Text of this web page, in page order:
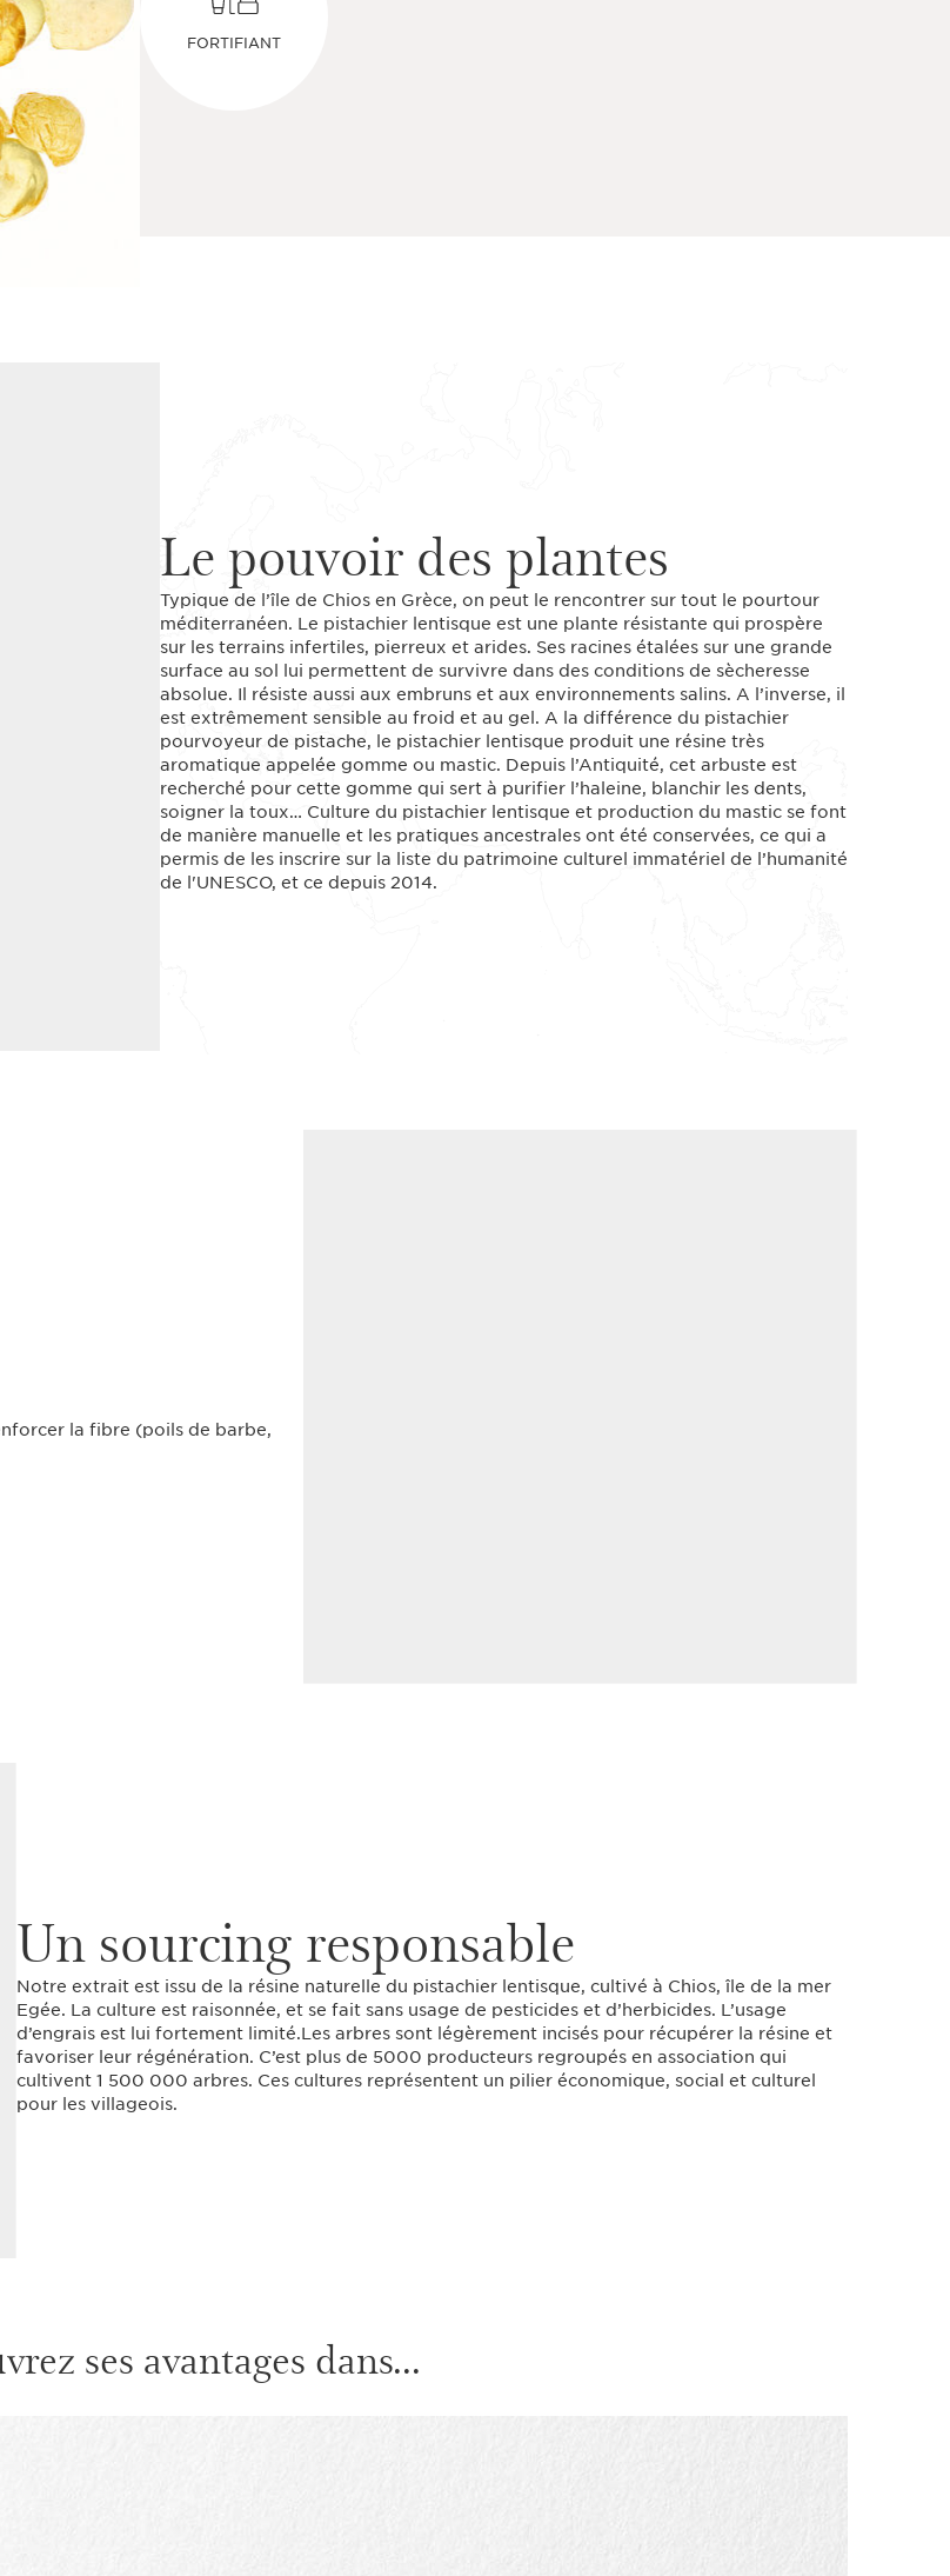
FORTIFIANT
Le pouvoir des plantes
Typique de l’île de Chios en Grèce, on peut le rencontrer sur tout le pourtour
méditerranéen. Le pistachier lentisque est une plante résistante qui prospère
sur les terrains infertiles, pierreux et arides. Ses racines étalées sur une grande
surface au sol lui permettent de survivre dans des conditions de sècheresse
absolue. Il résiste aussi aux embruns et aux environnements salins. A l’inverse, il
est extrêmement sensible au froid et au gel. A la différence du pistachier
pourvoyeur de pistache, le pistachier lentisque produit une résine très
aromatique appelée gomme ou mastic. Depuis l’Antiquité, cet arbuste est
recherché pour cette gomme qui sert à purifier l’haleine, blanchir les dents,
soigner la toux… Culture du pistachier lentisque et production du mastic se font
de manière manuelle et les pratiques ancestrales ont été conservées, ce qui a
permis de les inscrire sur la liste du patrimoine culturel immatériel de l’humanité
de l'UNESCO, et ce depuis 2014.
la fibre (poils de barbe,
Un sourcing responsable
Notre extrait est issu de la résine naturelle du pistachier lentisque, cultivé à Chios, île de la mer
Egée. La culture est raisonnée, et se fait sans usage de pesticides et d’herbicides. L’usage
d’engrais est lui fortement limité.Les arbres sont légèrement incisés pour récupérer la résine et
favoriser leur régénération. C’est plus de 5000 producteurs regroupés en association qui
cultivent 1 500 000 arbres. Ces cultures représentent un pilier économique, social et culturel
pour les villageois.
ses avantages dans...